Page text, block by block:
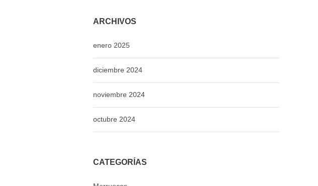
ARCHIVOS
enero 2025
diciembre 2024
noviembre 2024
octubre 2024
CATEGORÍAS